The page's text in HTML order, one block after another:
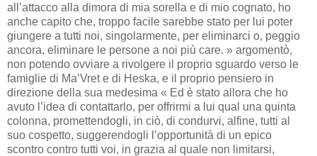
all’attacco alla dimora di mia sorella e di mio cognato, ho
anche capito che, troppo facile sarebbe stato per lui poter
giungere a tutti noi, singolarmente, per eliminarci o, peggio
ancora, eliminare le persone a noi più care. » argomentò,
non potendo ovviare a rivolgere il proprio sguardo verso le
famiglie di Ma’Vret e di Heska, e il proprio pensiero in
direzione della sua medesima « Ed è stato allora che ho
avuto l’idea di contattarlo, per offrirmi a lui qual una quinta
colonna, promettendogli, in ciò, di condurvi, alfine, tutti al
suo cospetto, suggerendogli l’opportunità di un epico
scontro contro tutti voi, in grazia al quale non limitarsi,